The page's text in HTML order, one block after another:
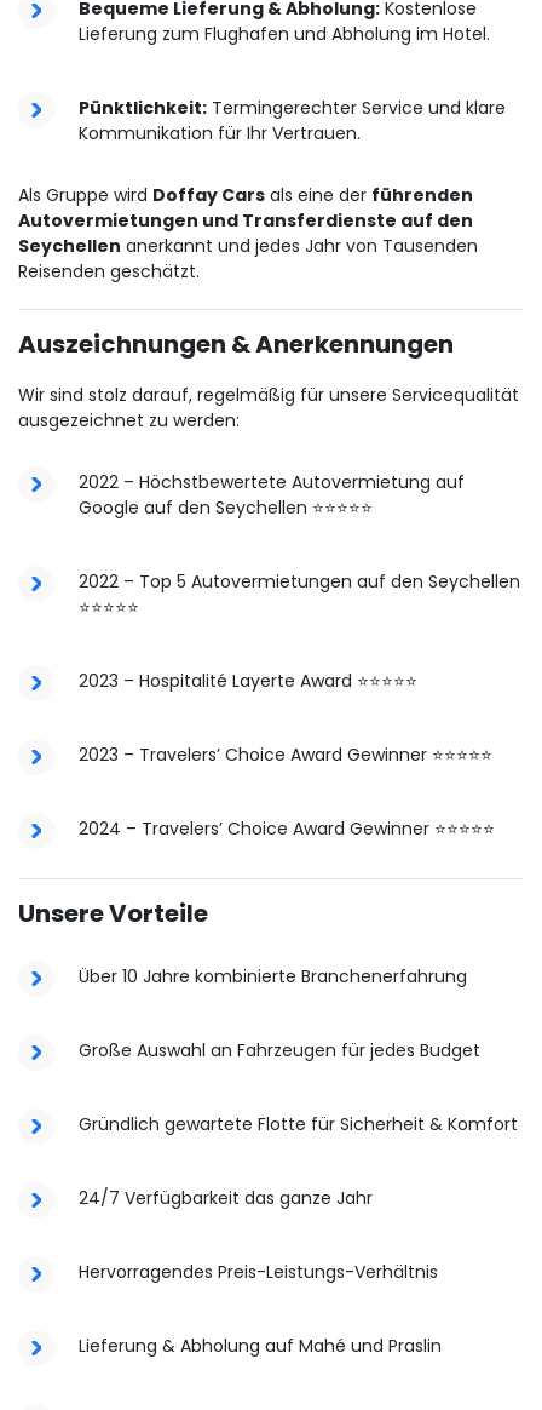
Bequeme Lieferung & Abholung: Kostenlose
Lieferung zum Flughafen und Abholung im Hotel.
Pünktlichkeit: Termingerechter Service und klare
Kommunikation für Ihr Vertrauen.
Als Gruppe wird Doffay Cars als eine der führenden
Autovermietungen und Transferdienste auf den
Seychellen anerkannt und jedes Jahr von Tausenden
Reisenden geschätzt.
Auszeichnungen & Anerkennungen
Wir sind stolz darauf, regelmäßig für unsere Servicequalität
ausgezeichnet zu werden:
2022 – Höchstbewertete Autovermietung auf
Google auf den Seychellen ⭐⭐⭐⭐⭐
2022 – Top 5 Autovermietungen auf den Seychellen
⭐⭐⭐⭐⭐
2023 – Hospitalité Layerte Award ⭐⭐⭐⭐⭐
2023 – Travelers’ Choice Award Gewinner ⭐⭐⭐⭐⭐
2024 – Travelers’ Choice Award Gewinner ⭐⭐⭐⭐⭐
Unsere Vorteile
Über 10 Jahre kombinierte Branchenerfahrung
Große Auswahl an Fahrzeugen für jedes Budget
Gründlich gewartete Flotte für Sicherheit & Komfort
24/7 Verfügbarkeit das ganze Jahr
Hervorragendes Preis-Leistungs-Verhältnis
Lieferung & Abholung auf Mahé und Praslin